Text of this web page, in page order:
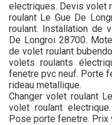
electriques. Devis volet
roulant Le Gue De
roulant. Installation de
De Longroi 28700.
de volet roulant
volets roulants
fenetre pvc neuf. Porte
rideau metallique.
Changer volet roulant
volet roulant
Pose porte fenetre. Prix